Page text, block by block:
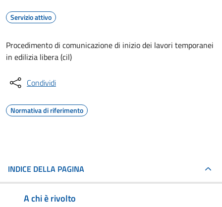
Servizio attivo
Procedimento di comunicazione di inizio dei lavori temporanei
in edilizia libera (cil)
Condividi
Normativa di riferimento
INDICE DELLA PAGINA
A chi è rivolto